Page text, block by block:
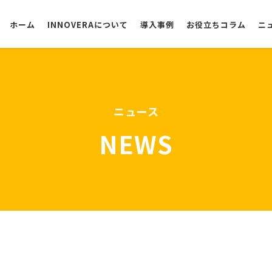
ホーム INNOVERAについて 導入事例 お役立ちコラム ニ
ニュース
NEWS